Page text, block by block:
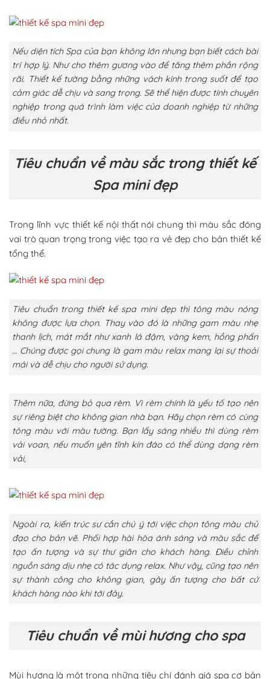
Nếu diện tích Spa của bạn không lớn nhưng bạn biết cách bài
trí hợp lý. Như cho thêm gương vào để tăng thêm phần rộng
rãi. Thiết kế tường bằng những vách kính trong suốt để tạo
cảm giác dễ chịu và sang trọng. Sẽ thể hiện được tính chuyên
nghiệp trong quá trình làm việc của doanh nghiệp từ những
điều nhỏ nhất.
Tiêu chuẩn về màu sắc trong thiết kế
Spa mini đẹp
Trong lĩnh vực thiết kế nội thất nói chung thì màu sắc đóng
vai trò quan trọng trong việc tạo ra vẻ đẹp cho bản thiết kế
tổng thể.
Tiêu chuẩn trong thiết kế spa mini đẹp thì tông màu nóng
không được lựa chọn. Thay vào đó là những gam màu nhẹ
thanh lịch, mát mắt như xanh lá đậm, vàng kem, hồng phấn
… Chúng được gọi chung là gam màu relax mang lại sự thoải
mái và dễ chịu cho người sử dụng.
Thêm nữa, đừng bỏ qua rèm. Vì rèm chính là yếu tố tạo nên
sự riêng biệt cho không gian nhà bạn. Hãy chọn rèm có cùng
tông màu với màu tường. Bạn lấy sáng nhiều thì dùng rèm
vải voan, nếu muốn yên tĩnh kín đáo có thể dùng dạng rèm
vải,
Ngoài ra, kiến trúc sư cần chú ý tới việc chọn tông màu chủ
đạo cho bản vẽ. Phối hợp hài hòa ánh sáng và màu sắc để
tạo ấn tượng và sự thư giãn cho khách hàng. Điều chỉnh
nguồn sáng dịu nhẹ có tác dụng relax. Như vậy, cũng tạo nên
sự thành công cho không gian, gây ấn tượng cho bất cứ
khách hàng nào khi tới đây.
Tiêu chuẩn về mùi hương cho spa
Mùi hương là một trong những tiêu chí đánh giá spa cơ bản